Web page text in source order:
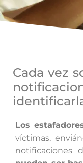
Cada vez
Los
víctimas,
notificaciones